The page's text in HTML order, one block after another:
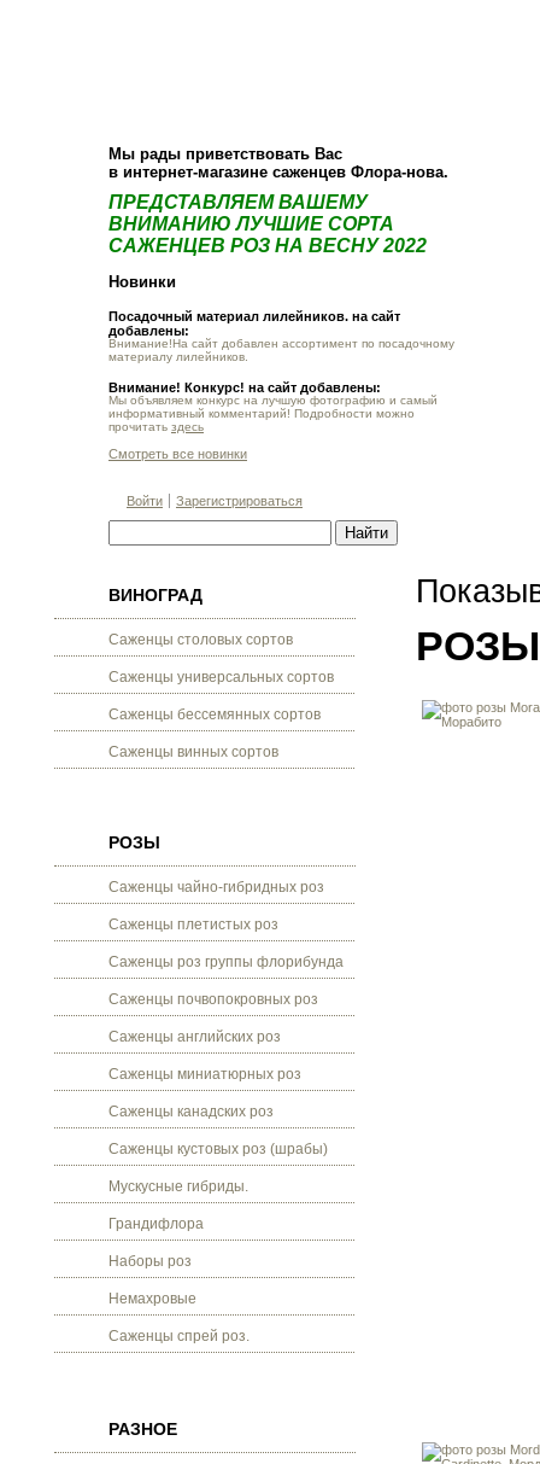
Мы рады приветствовать Вас
в интернет-магазине саженцев Флора-нова.
ПРЕДСТАВЛЯЕМ ВАШЕМУ
ВНИМАНИЮ ЛУЧШИЕ СОРТА
САЖЕНЦЕВ РОЗ НА ВЕСНУ 2022
Новинки
Посадочный материал лилейников. на сайт
добавлены:
Внимание!На сайт добавлен ассортимент по посадочному
материалу лилейников.
Внимание! Конкурс! на сайт добавлены:
Мы объявляем конкурс на лучшую фотографию и самый
информативный комментарий! Подробности можно
прочитать здесь
Смотреть все новинки
Войти Зарегистрироваться
ВИНОГРАД
Саженцы столовых сортов
Саженцы универсальных сортов
Саженцы бессемянных сортов
Саженцы винных сортов
РОЗЫ
Саженцы чайно-гибридных роз
Саженцы плетистых роз
Саженцы роз группы флорибунда
Саженцы почвопокровных роз
Саженцы английских роз
Саженцы миниатюрных роз
Саженцы канадских роз
Саженцы кустовых роз (шрабы)
Мускусные гибриды.
Грандифлора
Наборы роз
Немахровые
Саженцы спрей роз.
РАЗНОЕ
РОЗЫ